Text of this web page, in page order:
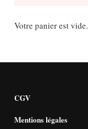
Votre panier est vide.
CGV
Mentions légales